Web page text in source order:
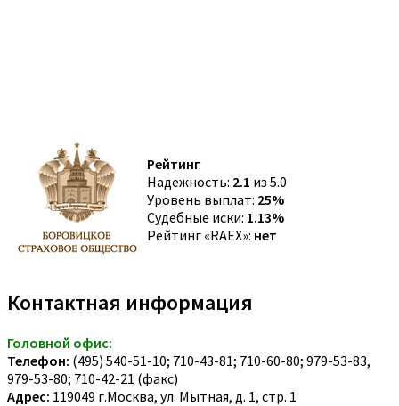
Рейтинг
Надежность: 2.1 из 5.0
Уровень выплат: 25%
Судебные иски: 1.13%
Рейтинг «RAEX»: нет
Контактная информация
Головной офис:
Телефон: (495) 540-51-10; 710-43-81; 710-60-80; 979-53-83,
979-53-80; 710-42-21 (факс)
Адрес: 119049 г.Москва, ул. Мытная, д. 1, стр. 1